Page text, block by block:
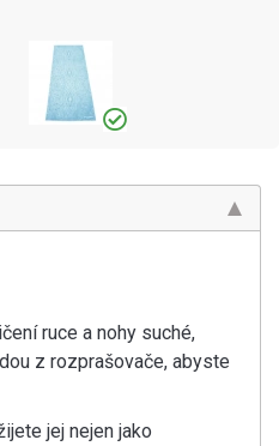
ruce a nohy suché,
z rozprašovače, abyste
jej nejen jako